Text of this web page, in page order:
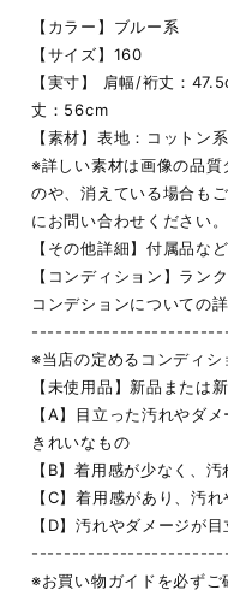
【カラー】ブルー系
【サイズ】160
【実寸】 肩幅/裄丈：
丈：56cm
【素材】表地：コットン系
※詳しい素材は画像の品質
のや、消えている場合も
にお問い合わせください。
【その他詳細】付属品な
【コンディション】ラン
コンデションについての
※当店の定めるコンディシ
【未使用品】新品または
【A】目立った汚れやダ
きれいなもの
【B】着用感が少なく、
【C】着用感があり、汚
【D】汚れやダメージが
※お買い物ガイドを必ず